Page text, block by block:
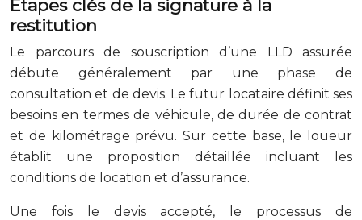
Étapes clés de la signature à la
restitution
Le parcours de souscription d’une LLD assurée
débute généralement par une phase de
consultation et de devis. Le futur locataire définit ses
besoins en termes de véhicule, de durée de contrat
et de kilométrage prévu. Sur cette base, le loueur
établit une proposition détaillée incluant les
conditions de location et d’assurance.
Une fois le devis accepté, le processus de